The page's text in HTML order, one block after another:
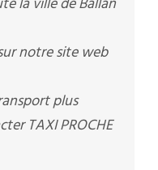
notre site web
plus
TAXI PROCHE